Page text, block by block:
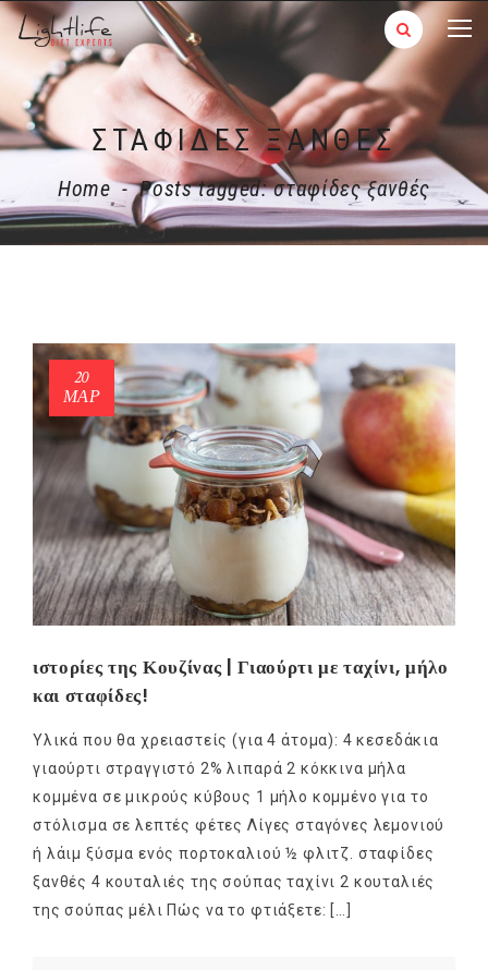
ΣΤΑΦΊΔΕΣ ΞΑΝΘΈΣ
Home - Posts tagged: σταφίδες ξανθές
20
ΜΑΡ
ιστορίες της Κουζίνας | Γιαούρτι με ταχίνι, μήλο
και σταφίδες!
Υλικά που θα χρειαστείς (για 4 άτομα): 4 κεσεδάκια
γιαούρτι στραγγιστό 2% λιπαρά 2 κόκκινα μήλα
κομμένα σε μικρούς κύβους 1 μήλο κομμένο για το
στόλισμα σε λεπτές φέτες Λίγες σταγόνες λεμονιού
ή λάιμ ξύσμα ενός πορτοκαλιού ½ φλιτζ. σταφίδες
ξανθές 4 κουταλιές της σούπας ταχίνι 2 κουταλιές
της σούπας μέλι Πώς να το φτιάξετε: […]